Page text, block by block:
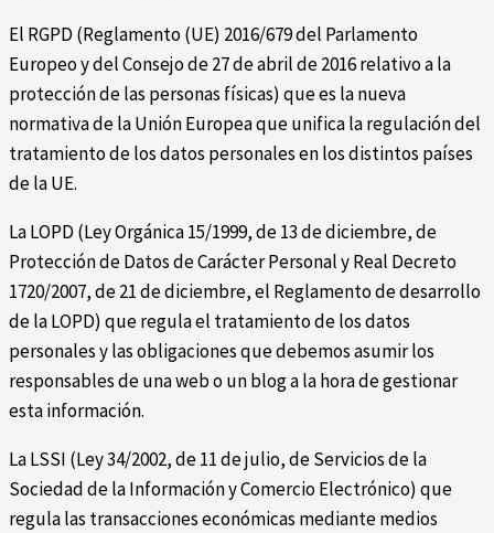
El RGPD (Reglamento (UE) 2016/679 del Parlamento
Europeo y del Consejo de 27 de abril de 2016 relativo a la
protección de las personas físicas) que es la nueva
normativa de la Unión Europea que unifica la regulación del
tratamiento de los datos personales en los distintos países
de la UE.
La LOPD (Ley Orgánica 15/1999, de 13 de diciembre, de
Protección de Datos de Carácter Personal y Real Decreto
1720/2007, de 21 de diciembre, el Reglamento de desarrollo
de la LOPD) que regula el tratamiento de los datos
personales y las obligaciones que debemos asumir los
responsables de una web o un blog a la hora de gestionar
esta información.
La LSSI (Ley 34/2002, de 11 de julio, de Servicios de la
Sociedad de la Información y Comercio Electrónico) que
regula las transacciones económicas mediante medios